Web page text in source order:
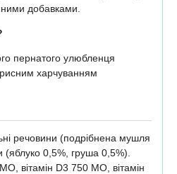
добавками.
пернатого улюбленця
харчуванням
речовини (подрібнена мушля
(яблуко 0,5%, груша 0,5%).
вітамін D3 750 МО, вітамін